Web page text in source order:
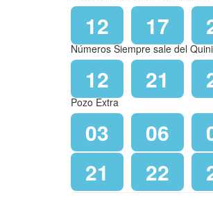
12 17
Números Siempre sale del
12 21
Pozo Extra
03 06
21
22